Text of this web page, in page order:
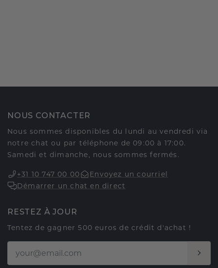
NOUS CONTACTER
Nous sommes disponibles du lundi au vendredi via
notre chat ou par téléphone de 09:00 à 17:00.
Samedi et dimanche, nous sommes fermés.
+31 10 747 00 00
Envoyez un courriel
Démarrer un chat en direct
RESTEZ À JOUR
Tentez de gagner 500 euros de crédit d'achat !